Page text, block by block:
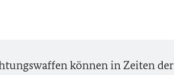
können in Zeiten der